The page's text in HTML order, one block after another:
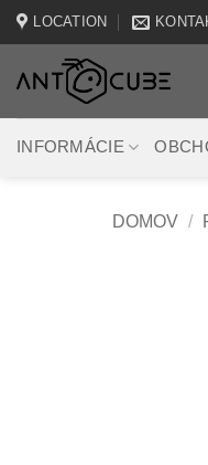
Skip
to
content
LOCATION
INFORMÁCIE
DOMOV /